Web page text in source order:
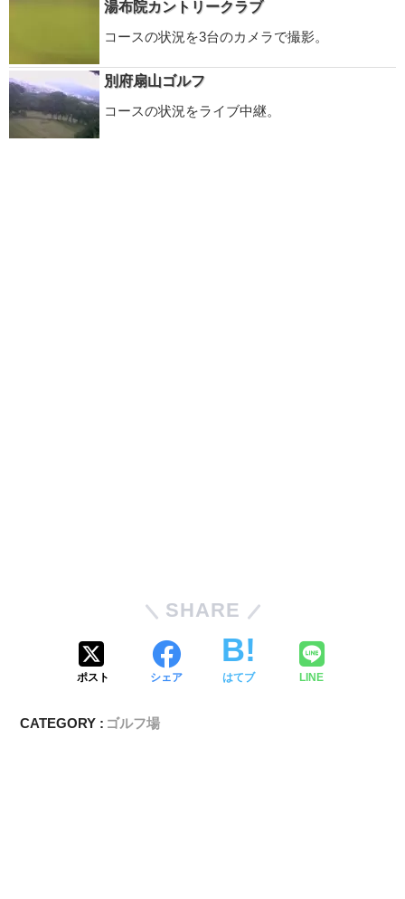
湯布院カントリークラブ
コースの状況を3台のカメラで撮影。
別府扇山ゴルフ
コースの状況をライブ中継。
SHARE
ポスト シェア はてブ LINE
CATEGORY : ゴルフ場